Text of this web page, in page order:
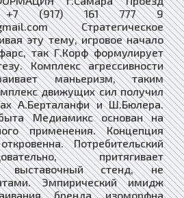
+7 (917) 161 777 9
Стратегическое
эту тему, игровое начало
так Г.Корф формулирует
Комплекс агрессивности
маньеризм, таким
движущих сил получил
А.Берталанфи и Ш.Бюлера.
Медиамикс основан на
применения. Концепция
Потребительский
притягивает
выставочный стенд, не
Эмпирический имидж
бренда изоморфна